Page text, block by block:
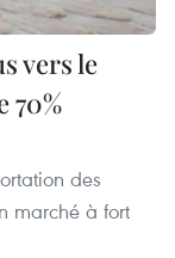
vers le
70%
des
marché à fort